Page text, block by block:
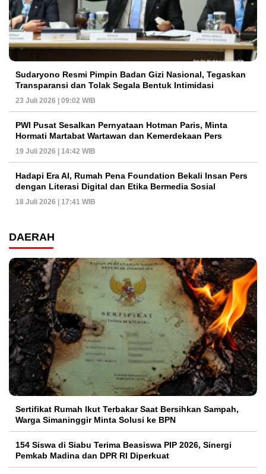
Sudaryono Resmi Pimpin Badan Gizi Nasional, Tegaskan
Transparansi dan Tolak Segala Bentuk Intimidasi
23 Juli 2026 | 09:02 WIB
PWI Pusat Sesalkan Pernyataan Hotman Paris, Minta
Hormati Martabat Wartawan dan Kemerdekaan Pers
19 Juli 2026 | 14:42 WIB
Hadapi Era AI, Rumah Pena Foundation Bekali Insan Pers
dengan Literasi Digital dan Etika Bermedia Sosial
18 Juli 2026 | 17:41 WIB
DAERAH
Sertifikat Rumah Ikut Terbakar Saat Bersihkan Sampah,
Warga Simaninggir Minta Solusi ke BPN
154 Siswa di Siabu Terima Beasiswa PIP 2026, Sinergi
Pemkab Madina dan DPR RI Diperkuat